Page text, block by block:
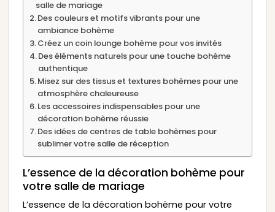
salle de mariage
Des couleurs et motifs vibrants pour une
ambiance bohème
Créez un coin lounge bohème pour vos invités
Des éléments naturels pour une touche bohème
authentique
Misez sur des tissus et textures bohèmes pour une
atmosphère chaleureuse
Les accessoires indispensables pour une
décoration bohème réussie
Des idées de centres de table bohèmes pour
sublimer votre salle de réception
L’essence de la décoration bohème pour
votre salle de mariage
L’essence de la décoration bohème pour votre